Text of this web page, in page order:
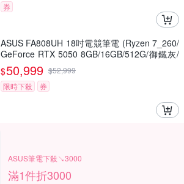
券
ASUS FA808UH 18吋電競筆電 (Ryzen 7_260/
GeForce RTX 5050 8GB/16GB/512G/御鐵灰/
TUF Gaming A18)
$50,999 $52,999
限時下殺
券
ASUS筆電下殺↘3000
滿1件折3000